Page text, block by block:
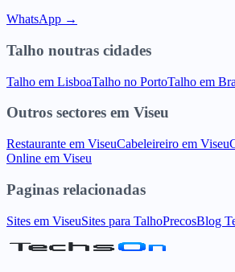
WhatsApp →
Talho noutras cidades
Talho em LisboaTalho no PortoTalho em
Outros sectores em Viseu
Restaurante em ViseuCabeleireiro em Viseu
Online em Viseu
Paginas relacionadas
Sites em ViseuSites para TalhoPrecosBlog